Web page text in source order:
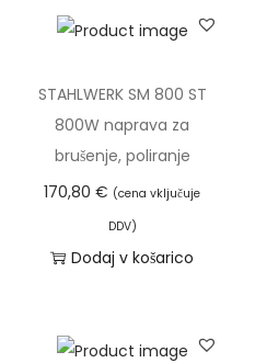
5
m
-
p
r
z
n
STAHLWERK SM 800 ST
800W naprava za
brušenje, poliranje
170,80€ (cena vključuje
DDV)
Dodaj v košarico